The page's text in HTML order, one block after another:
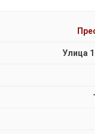
Улица